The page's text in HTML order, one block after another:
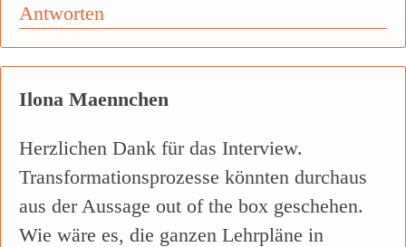
Antworten
Ilona Maennchen
Herzlichen Dank für das Interview.
Transformationsprozesse könnten durchaus
aus der Aussage out of the box geschehen.
Wie wäre es, die ganzen Lehrpläne in